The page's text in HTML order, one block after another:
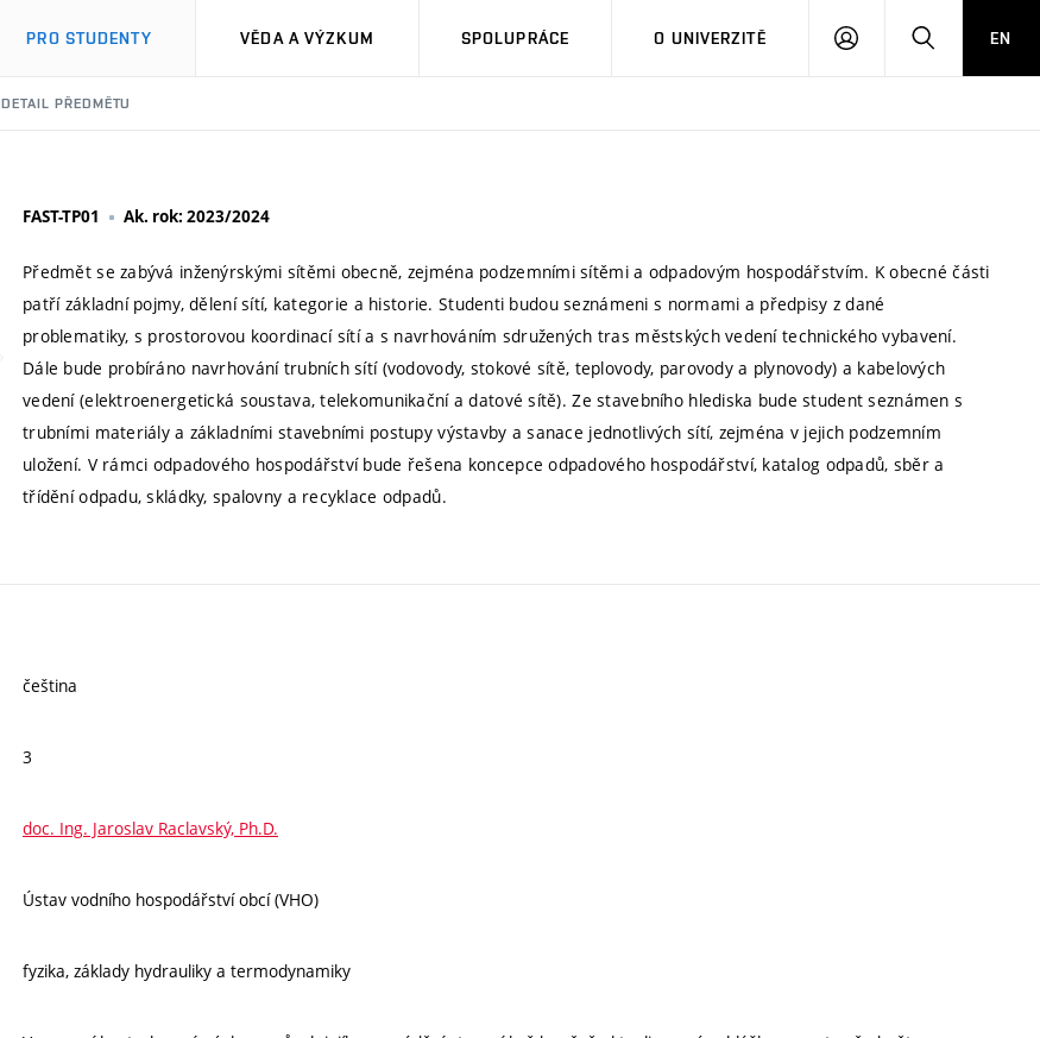
PRO STUDENTY VĚDA A VÝZKUM SPOLUPRÁCE O UNIVERZITĚ
PŘIHLÁSIT HLEDATEN
DETAIL PŘEDMĚTU
FAST-TP01 Ak. rok: 2023/2024
Předmět se zabývá inženýrskými sítěmi obecně, zejména podzemními sítěmi a odpadovým hospodářstvím. K obecné části
patří základní pojmy, dělení sítí, kategorie a historie. Studenti budou seznámeni s normami a předpisy z dané
problematiky, s prostorovou koordinací sítí a s navrhováním sdružených tras městských vedení technického vybavení.
Dále bude probíráno navrhování trubních sítí (vodovody, stokové sítě, teplovody, parovody a plynovody) a kabelových
vedení (elektroenergetická soustava, telekomunikační a datové sítě). Ze stavebního hlediska bude student seznámen s
trubními materiály a základními stavebními postupy výstavby a sanace jednotlivých sítí, zejména v jejich podzemním
uložení. V rámci odpadového hospodářství bude řešena koncepce odpadového hospodářství, katalog odpadů, sběr a
třídění odpadu, skládky, spalovny a recyklace odpadů.
čeština
3
doc. Ing. Jaroslav Raclavský, Ph.D.
Ústav vodního hospodářství obcí (VHO)
fyzika, základy hydrauliky a termodynamiky